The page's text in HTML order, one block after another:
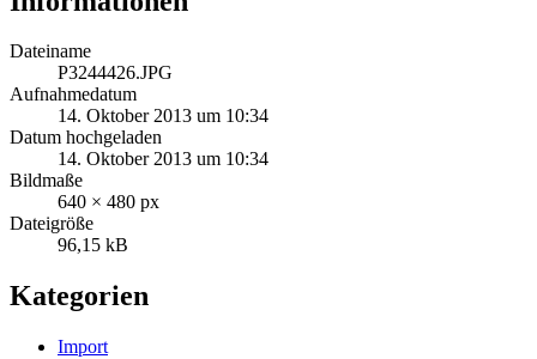
Dateiname
P3244426.JPG
Aufnahmedatum
14. Oktober 2013 um 10:34
Datum hochgeladen
14. Oktober 2013 um 10:34
Bildmaße
640 × 480 px
Dateigröße
96,15 kB
Kategorien
Import